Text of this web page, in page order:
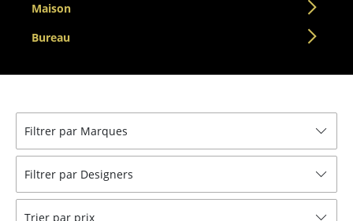
Chaises et Tabourets de bar
Tabourets
Bancs & Chaises longues
Poufs poires
Maison
Bureau
Filtrer par Marques
Filtrer par Designers
Trier par prix